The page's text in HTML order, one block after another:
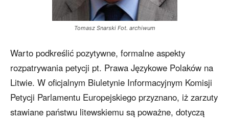
Tomasz Snarski Fot. archiwum
Warto podkreślić pozytywne, formalne aspekty
rozpatrywania petycji pt. Prawa Językowe Polaków na
Litwie. W oficjalnym Biuletynie Informacyjnym Komisji
Petycji Parlamentu Europejskiego przyznano, iż zarzuty
stawiane państwu litewskiemu są poważne, dotyczą